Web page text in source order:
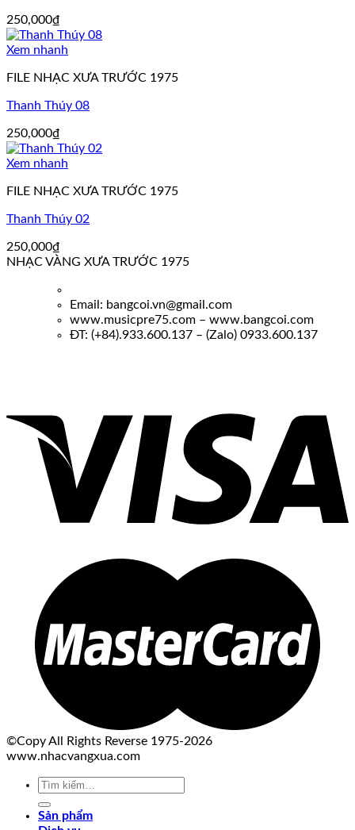
250,000₫
Xem nhanh
FILE NHẠC XƯA TRƯỚC 1975
Thanh Thúy 08
250,000₫
Xem nhanh
FILE NHẠC XƯA TRƯỚC 1975
Thanh Thúy 02
250,000₫
NHẠC VÀNG XƯA TRƯỚC 1975
Email: bangcoi.vn@gmail.com
www.musicpre75.com – www.bangcoi.com
ĐT: (+84).933.600.137 – (Zalo) 0933.600.137
©Copy All Rights Reverse 1975-2026
www.nhacvangxua.com
Tìm
Sản phẩm